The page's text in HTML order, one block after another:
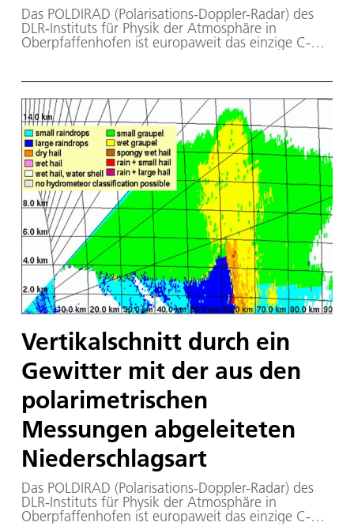
Das POLDIRAD (Polarisations-Doppler-Radar) des
DLR-Instituts für Physik der Atmosphäre in
Oberpfaffenhofen ist europaweit das einzige C-
allem der Erforschung von Methoden zur
radarbasierten Wettervorhersage.
Vertikalschnitt durch ein
Gewitter mit der aus den
polarimetrischen
Messungen abgeleiteten
Niederschlagsart
Das POLDIRAD (Polarisations-Doppler-Radar) des
DLR-Instituts für Physik der Atmosphäre in
Oberpfaffenhofen ist europaweit das einzige C-